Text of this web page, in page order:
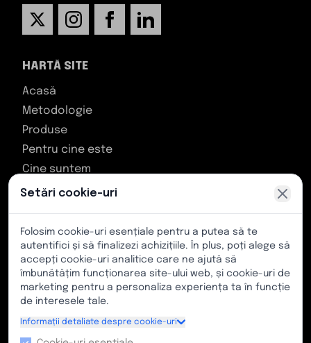
HARTĂ SITE
Acasă
Metodologie
Produse
Pentru cine este
Cine suntem
Contact
ASISTENȚĂ CLIENȚI
TikiToki Zentroa, Bulevardul Los Chopos, fără
număr, 48991, Algorta, Biscaya (Țara Bascilor)
Număr de telefon: (+34) 628 219 185
Program asistență clienți:
Setări cookie-uri
Folosim cookie-uri esențiale pentru a putea să te
autentifici și să finalizezi achizițiile. În plus, poți alege să
accepți cookie-uri analitice care ne ajută să
îmbunătățim funcționarea site-ului web, și cookie-uri de
marketing pentru a personaliza experiența ta în funcție
de interesele tale.
Informații detaliate despre cookie-uri